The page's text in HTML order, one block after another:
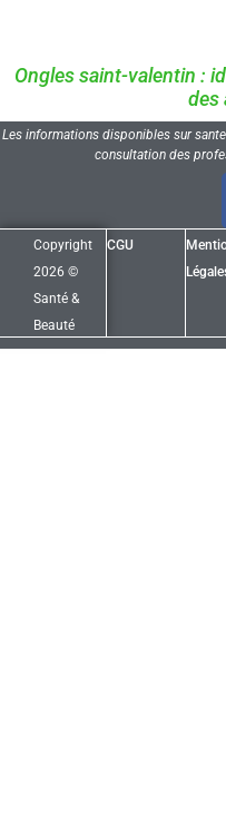
Ongles saint-valentin :
des
Les informations disponibles sur
consultation des
Copyright
2026 ©
Santé &
Beauté
CGU